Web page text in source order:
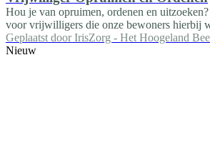
Hou je van opruimen, ordenen en
voor vrijwilligers die onze bewoners hierbij
Geplaatst door IrisZorg - Het Hoogeland
Nieuw